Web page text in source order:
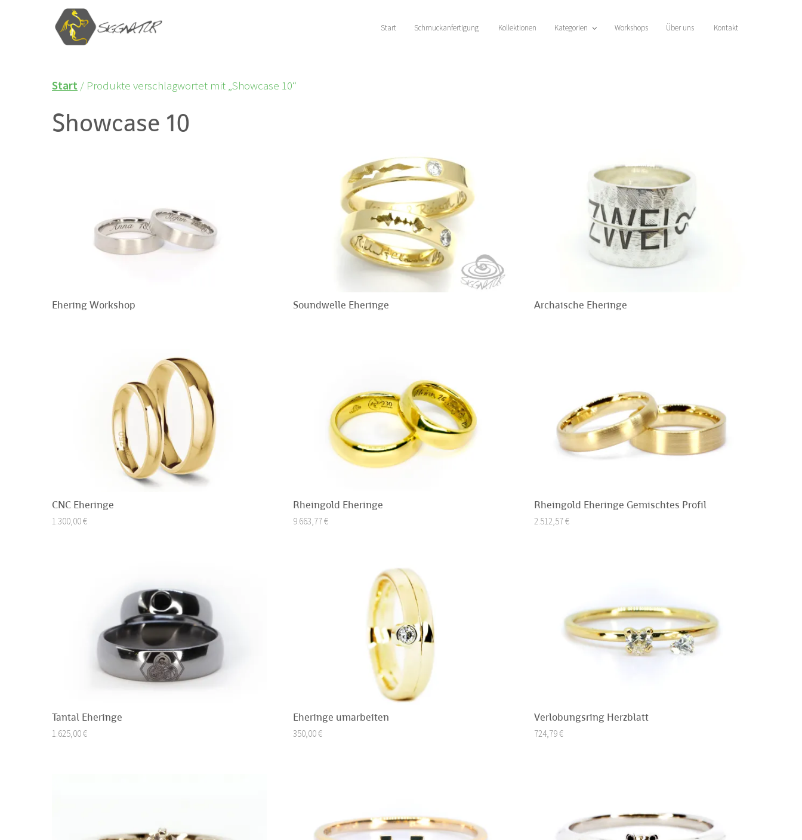
Start Schmuckanfertigung Kollektionen Kategorien Workshops Über uns Kontakt
Start / Produkte verschlagwortet mit „Showcase 10“
Showcase 10
Ehering Workshop Soundwelle Eheringe Archaische Eheringe
CNC Eheringe
1.300,00€
Rheingold Eheringe
9.663,77€
Rheingold Eheringe Gemischtes Profil
2.512,57€
Tantal Eheringe
1.625,00€
Eheringe umarbeiten
350,00€
Verlobungsring Herzblatt
724,79€